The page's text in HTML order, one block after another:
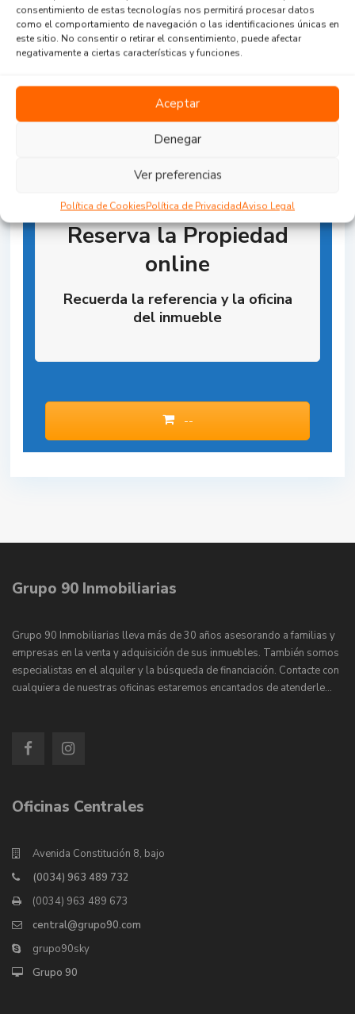
consentimiento de estas tecnologías nos permitirá procesar datos
como el comportamiento de navegación o las identificaciones únicas en
este sitio. No consentir o retirar el consentimiento, puede afectar
negativamente a ciertas características y funciones.
Aceptar
Denegar
Ver preferencias
Política de CookiesPolítica de PrivacidadAviso Legal
Agent Reviews
...
Reserva la Propiedad
online
Recuerda la referencia y la oficina
del inmueble
--
Grupo 90 Inmobiliarias
Grupo 90 Inmobiliarias lleva más de 30 años asesorando a familias y
empresas en la venta y adquisición de sus inmuebles. También somos
especialistas en el alquiler y la búsqueda de financiación. Contacte con
cualquiera de nuestras oficinas estaremos encantados de atenderle…
Oficinas Centrales
Avenida Constitución 8, bajo
(0034) 963 489 732
(0034) 963 489 673
central@grupo90.com
grupo90sky
Grupo 90